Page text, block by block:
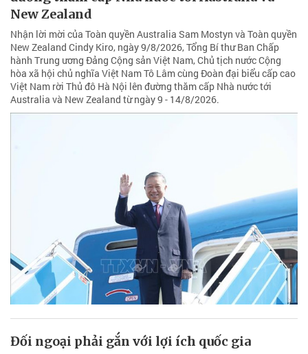
New Zealand
Nhận lời mời của Toàn quyền Australia Sam Mostyn và Toàn quyền
New Zealand Cindy Kiro, ngày 9/8/2026, Tổng Bí thư Ban Chấp
hành Trung ương Đảng Cộng sản Việt Nam, Chủ tịch nước Cộng
hòa xã hội chủ nghĩa Việt Nam Tô Lâm cùng Đoàn đại biểu cấp cao
Việt Nam rời Thủ đô Hà Nội lên đường thăm cấp Nhà nước tới
Australia và New Zealand từ ngày 9 - 14/8/2026.
Đối ngoại phải gắn với lợi ích quốc gia